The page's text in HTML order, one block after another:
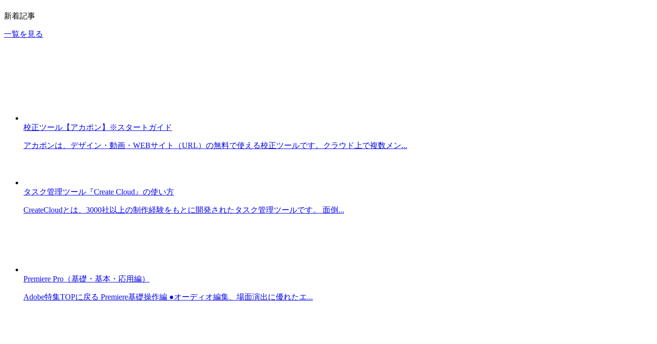
新着記事
一覧を見る
校正ツール【アカポン】※スタートガイド
アカポンは、デザイン・動画・WEBサイト（URL）の無料で使える校正ツールです。クラウド上で複数メン...
タスク管理ツール『Create Cloud』の使い方
CreateCloudとは、3000社以上の制作経験をもとに開発されたタスク管理ツールです。 面倒...
Premiere Pro（基礎・基本・応用編）
Adobe特集TOPに戻る Premiere基礎操作編 ●オーディオ編集、場面演出に優れたエ...